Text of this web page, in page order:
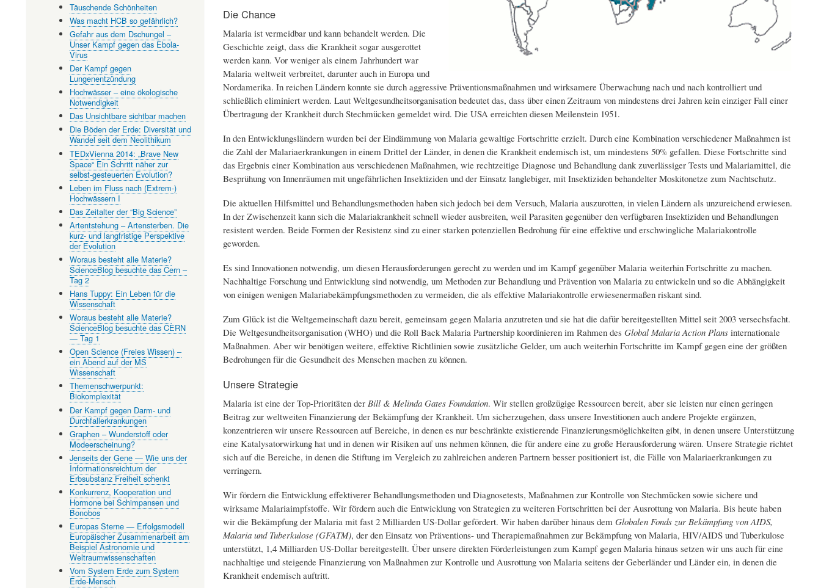
Die Chance
Malaria ist vermeidbar und kann behandelt werden. Die
Geschichte zeigt, dass die Krankheit sogar ausgerottet
werden kann. Vor weniger als einem Jahrhundert war
Malaria weltweit verbreitet, darunter auch in Europa und
Nordamerika. In reichen Ländern konnte sie durch aggressive Präventionsmaßnahmen und wirksamere Überwachung nach und nach kontrolliert und
schließlich eliminiert werden. Laut Weltgesundheitsorganisation bedeutet das, dass über einen Zeitraum von mindestens drei Jahren kein einziger Fall einer
Übertragung der Krankheit durch Stechmücken gemeldet wird. Die USA erreichten diesen Meilenstein 1951.
In den Entwicklungsländern wurden bei der Eindämmung von Malaria gewaltige Fortschritte erzielt. Durch eine Kombination verschiedener Maßnahmen ist
die Zahl der Malariaerkrankungen in einem Drittel der Länder, in denen die Krankheit endemisch ist, um mindestens 50% gefallen. Diese Fortschritte sind
das Ergebnis einer Kombination aus verschiedenen Maßnahmen, wie rechtzeitige Diagnose und Behandlung dank zuverlässiger Tests und Malariamittel, die
Besprühung von Innenräumen mit ungefährlichen Insektiziden und der Einsatz langlebiger, mit Insektiziden behandelter Moskitonetze zum Nachtschutz.
Die aktuellen Hilfsmittel und Behandlungsmethoden haben sich jedoch bei dem Versuch, Malaria auszurotten, in vielen Ländern als unzureichend erwiesen.
In der Zwischenzeit kann sich die Malariakrankheit schnell wieder ausbreiten, weil Parasiten gegenüber den verfügbaren Insektiziden und Behandlungen
resistent werden. Beide Formen der Resistenz sind zu einer starken potenziellen Bedrohung für eine effektive und erschwingliche Malariakontrolle
geworden.
Es sind Innovationen notwendig, um diesen Herausforderungen gerecht zu werden und im Kampf gegenüber Malaria weiterhin Fortschritte zu machen.
Nachhaltige Forschung und Entwicklung sind notwendig, um Methoden zur Behandlung und Prävention von Malaria zu entwickeln und so die Abhängigkeit
von einigen wenigen Malariabekämpfungsmethoden zu vermeiden, die als effektive Malariakontrolle erwiesenermaßen riskant sind.
Zum Glück ist die Weltgemeinschaft dazu bereit, gemeinsam gegen Malaria anzutreten und sie hat die dafür bereitgestellten Mittel seit 2003 versechsfacht.
Die Weltgesundheitsorganisation (WHO) und die Roll Back Malaria Partnership koordinieren im Rahmen des Global Malaria Action Plansinternationale
Maßnahmen. Aber wir benötigen weitere, effektive Richtlinien sowie zusätzliche Gelder, um auch weiterhin Fortschritte im Kampf gegen eine der größten
Bedrohungen für die Gesundheit des Menschen machen zu können.
Unsere Strategie
Malaria ist eine der Top-Prioritäten der Bill & Melinda Gates Foundation. Wir stellen großzügige Ressourcen bereit, aber sie leisten nur einen geringen
Beitrag zur weltweiten Finanzierung der Bekämpfung der Krankheit. Um sicherzugehen, dass unsere Investitionen auch andere Projekte ergänzen,
konzentrieren wir unsere Ressourcen auf Bereiche, in denen es nur beschränkte existierende Finanzierungsmöglichkeiten gibt, in denen unsere Unterstützung
eine Katalysatorwirkung hat und in denen wir Risiken auf uns nehmen können, die für andere eine zu große Herausforderung wären. Unsere Strategie richtet
sich auf die Bereiche, in denen die Stiftung im Vergleich zu zahlreichen anderen Partnern besser positioniert ist, die Fälle von Malariaerkrankungen zu
verringern.
Wir fördern die Entwicklung effektiverer Behandlungsmethoden und Diagnosetests, Maßnahmen zur Kontrolle von Stechmücken sowie sichere und
wirksame Malariaimpfstoffe. Wir fördern auch die Entwicklung von Strategien zu weiteren Fortschritten bei der Ausrottung von Malaria. Bis heute haben
wir die Bekämpfung der Malaria mit fast 2 Milliarden US-Dollar gefördert. Wir haben darüber hinaus dem Globalen Fonds zur Bekämpfung von AIDS,
Malaria und Tuberkulose (GFATM), der den Einsatz von Präventions- und Therapiemaßnahmen zur Bekämpfung von Malaria, HIV/AIDS und Tuberkulose
unterstützt, 1,4 Milliarden US-Dollar bereitgestellt. Über unsere direkten Förderleistungen zum Kampf gegen Malaria hinaus setzen wir uns auch für eine
nachhaltige und steigende Finanzierung von Maßnahmen zur Kontrolle und Ausrottung von Malaria seitens der Geberländer und Länder ein, in denen die
Krankheit endemisch auftritt.
Täuschende Schönheiten
Was macht HCB so gefährlich?
Gefahr aus dem Dschungel –
Unser Kampf gegen das Ebola-
Virus
Der Kampf gegen
Lungenentzündung
Hochwässer – eine ökologische
Notwendigkeit
Das Unsichtbare sichtbar machen
Die Böden der Erde: Diversität und
Wandel seit dem Neolithikum
TEDxVienna 2014: „Brave New
Space“ Ein Schritt näher zur
selbst-gesteuerten Evolution?
Leben im Fluss nach (Extrem-)
Hochwässern I
Das Zeitalter der “Big Science”
Artentstehung – Artensterben. Die
kurz- und langfristige Perspektive
der Evolution
Woraus besteht alle Materie?
ScienceBlog besuchte das Cern –
Tag 2
Hans Tuppy: Ein Leben für die
Wissenschaft
Woraus besteht alle Materie?
ScienceBlog besuchte das CERN
— Tag 1
Open Science (Freies Wissen) –
ein Abend auf der MS
Wissenschaft
Themenschwerpunkt:
Biokomplexität
Der Kampf gegen Darm- und
Durchfallerkrankungen
Graphen – Wunderstoff oder
Modeerscheinung?
Jenseits der Gene — Wie uns der
Informationsreichtum der
Erbsubstanz Freiheit schenkt
Konkurrenz, Kooperation und
Hormone bei Schimpansen und
Bonobos
Europas Sterne — Erfolgsmodell
Europäischer Zusammenarbeit am
Beispiel Astronomie und
Weltraumwissenschaften
Vom System Erde zum System
Erde-Mensch